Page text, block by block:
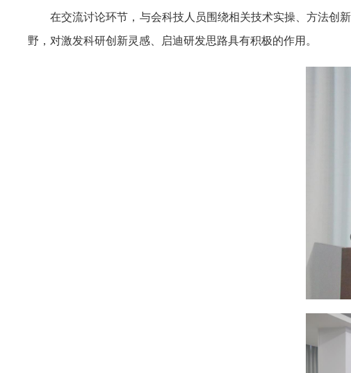
在交流讨论环节，与会科技人员围绕相关技术实操、方法创新
野，对激发科研创新灵感、启迪研发思路具有积极的作用。